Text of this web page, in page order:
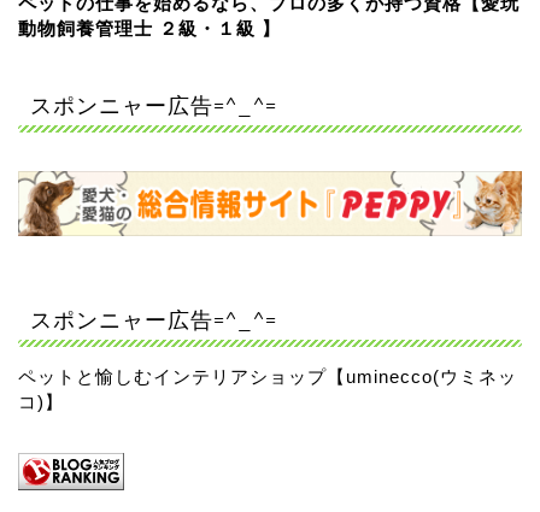
動物飼養管理士 ２級・１級 】
スポンニャー広告=^_^=
スポンニャー広告=^_^=
ペットと愉しむインテリアショップ【uminecco(ウミネッ
コ)】